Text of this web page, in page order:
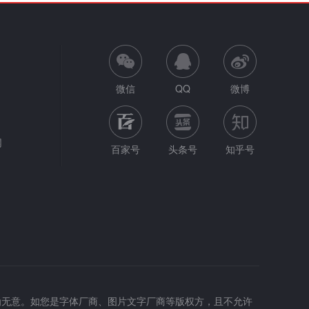
微信 QQ 微博
百家号 头条号 知乎号
意。如您是字体厂商、图片文字厂商等版权方，且不允许